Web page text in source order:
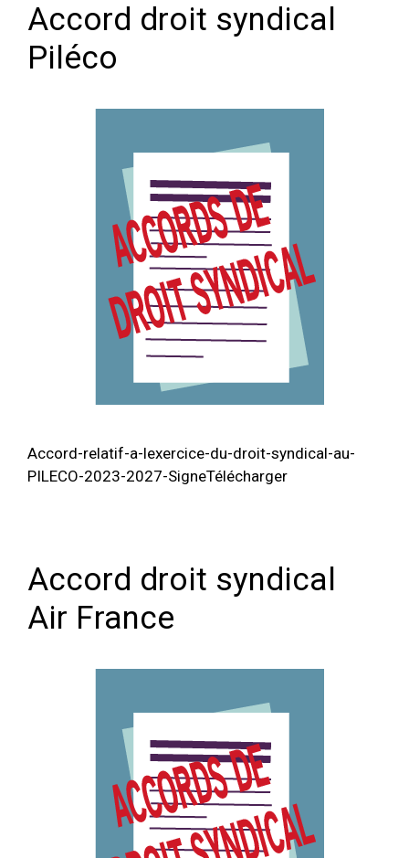
Accord droit syndical
Piléco
Accord-relatif-a-lexercice-du-droit-syndical-au-
PILECO-2023-2027-SigneTélécharger
Accord droit syndical
Air France